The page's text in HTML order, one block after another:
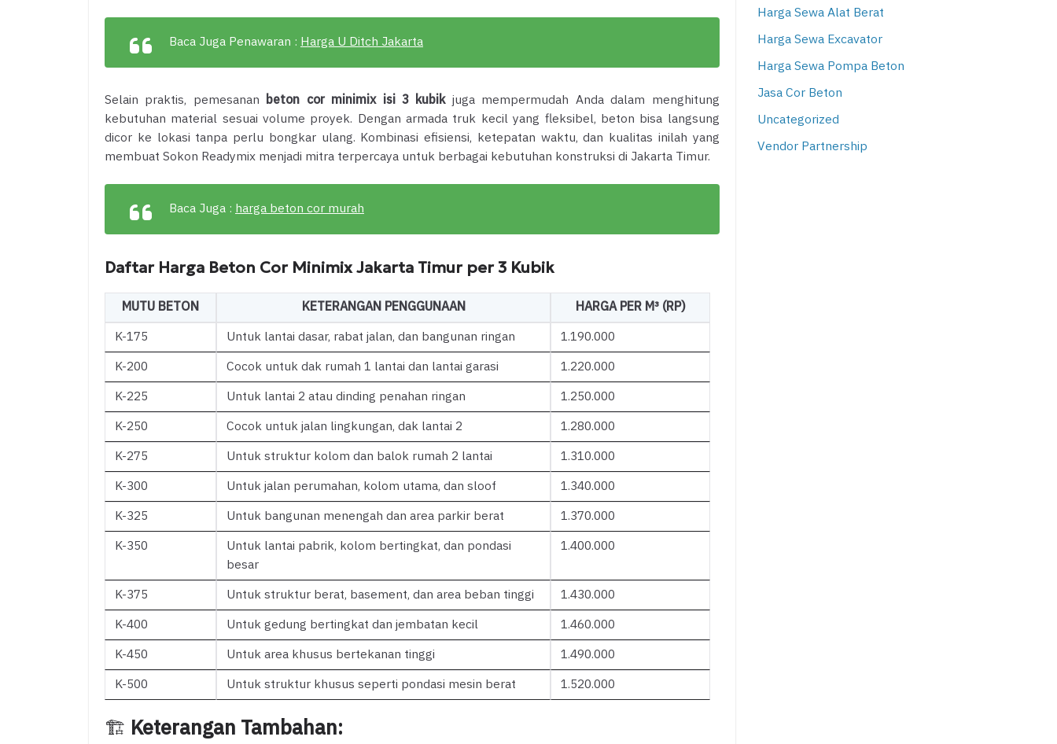
Baca Juga Penawaran : Harga U Ditch Jakarta
Selain praktis, pemesanan beton cor minimix isi 3 kubikjuga mempermudah Anda dalam menghitung
kebutuhan material sesuai volume proyek. Dengan armada truk kecil yang fleksibel, beton bisa langsung
dicor ke lokasi tanpa perlu bongkar ulang. Kombinasi efisiensi, ketepatan waktu, dan kualitas inilah yang
membuat Sokon Readymix menjadi mitra terpercaya untuk berbagai kebutuhan konstruksi di Jakarta Timur.
Baca Juga : harga beton cor murah
Daftar Harga Beton Cor Minimix Jakarta Timur per 3 Kubik
MUTU BETON KETERANGAN PENGGUNAAN
HARGA PER M³ (RP)
K-175
Untuk lantai dasar, rabat jalan, dan bangunan ringan
1.190.000
K-200
Cocok untuk dak rumah 1 lantai dan lantai garasi
1.220.000
K-225
Untuk lantai 2 atau dinding penahan ringan
1.250.000
K-250
Cocok untuk jalan lingkungan, dak lantai 2
1.280.000
K-275
Untuk struktur kolom dan balok rumah 2 lantai
1.310.000
K-300
Untuk jalan perumahan, kolom utama, dan sloof
1.340.000
K-325
Untuk bangunan menengah dan area parkir berat
1.370.000
K-350
Untuk lantai pabrik, kolom bertingkat, dan pondasi
besar
1.400.000
K-375 Untuk struktur berat, basement, dan area beban tinggi
1.430.000
K-400
Untuk gedung bertingkat dan jembatan kecil
1.460.000
K-450
Untuk area khusus bertekanan tinggi
1.490.000
K-500
Untuk struktur khusus seperti pondasi mesin berat 1.520.000
🏗️ Keterangan Tambahan:
Harga Sewa Alat Berat
Harga Sewa Excavator
Harga Sewa Pompa Beton
Jasa Cor Beton
Uncategorized
Vendor Partnership